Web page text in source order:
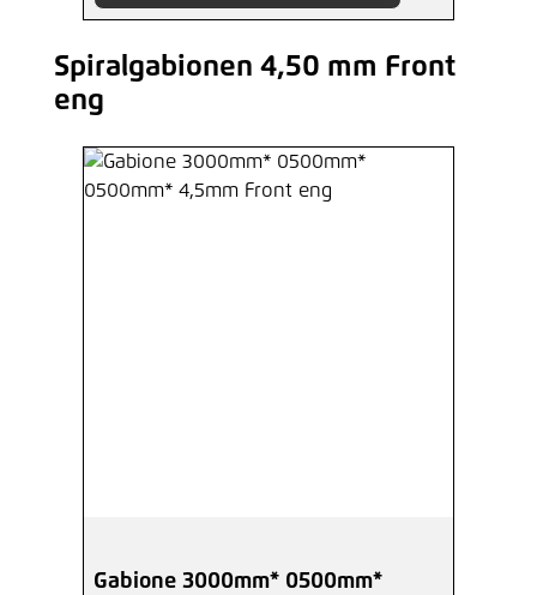
Produktgalerie überspringen
Spiralgabionen 4,50 mm Front
eng
Gabione 3000mm* 0500mm*